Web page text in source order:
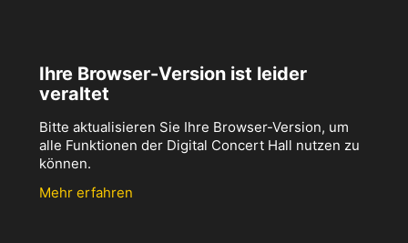
Ihre Browser-Version ist leider
veraltet
Bitte aktualisieren Sie Ihre Browser-Version, um
alle Funktionen der Digital Concert Hall nutzen zu
können.
Mehr erfahren